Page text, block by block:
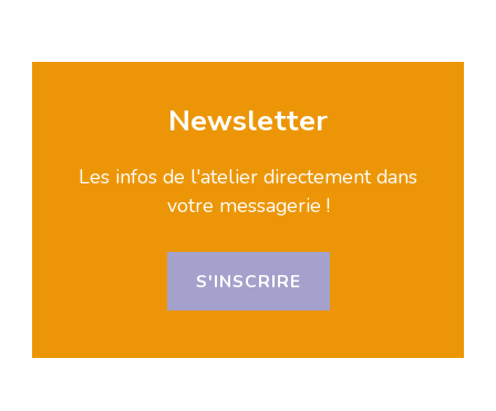
Newsletter
Les infos de l'atelier directement dans
votre messagerie !
S'INSCRIRE